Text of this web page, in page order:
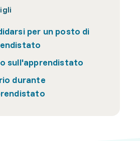
per un posto di
sull'apprendistato
durante